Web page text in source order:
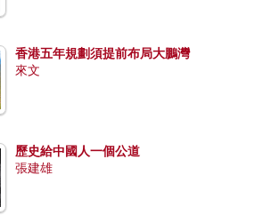
香港五年規劃須提前布局大鵬灣
來文
歷史給中國人一個公道
張建雄